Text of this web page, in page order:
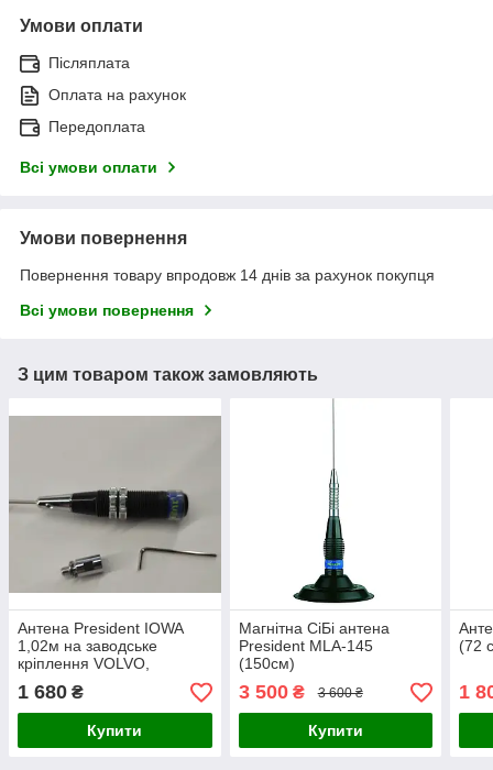
Умови оплати
Післяплата
Оплата на рахунок
Передоплата
Всі умови оплати
Умови повернення
Повернення товару впродовж 14 днів за рахунок покупця
Всі умови повернення
З цим товаром також замовляють
Антена President IOWA
1,02м на заводське
кріплення VOLVO,
SCANIA, DAF
1 680 ₴
Купити
Магнітна СіБі антена
President MLA-145
(150см)
3 500₴ 3 600 ₴
Купити
(72
1